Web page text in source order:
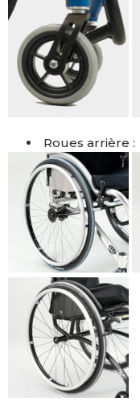
Roues arrière :